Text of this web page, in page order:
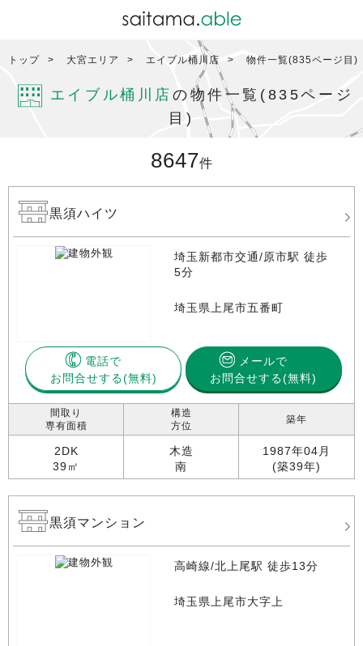
トップ 大宮エリア エイブル桶川店 物件一覧(835ページ目)
エイブル桶川店 の物件一覧(835ページ
目)
8647件
黒須ハイツ
埼玉新都市交通/原市駅 徒歩
5分
埼玉県上尾市五番町
電話で
お問合せする
メールで
お問合せする(無料)
間取り
専有面積
2DK
39㎡
構造
方位
木造
南
築年
1987年04月
(築39年)
黒須マンション
高崎線/北上尾駅 徒歩13分
埼玉県上尾市大字上